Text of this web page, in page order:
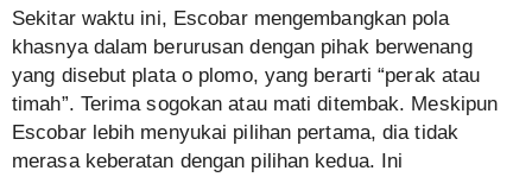
Sekitar waktu ini, Escobar mengembangkan pola
khasnya dalam berurusan dengan pihak berwenang
yang disebut plata o plomo, yang berarti “perak atau
timah”. Terima sogokan atau mati ditembak. Meskipun
Escobar lebih menyukai pilihan pertama, dia tidak
merasa keberatan dengan pilihan kedua. Ini